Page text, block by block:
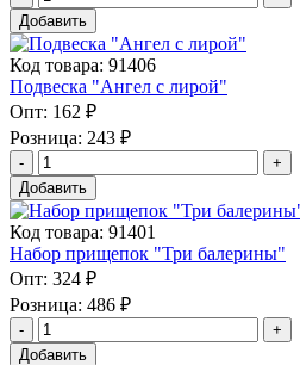
Добавить
Код товара: 91406
Подвеска "Ангел с лирой"
Опт: 162 ₽
Розница: 243 ₽
Добавить
Код товара: 91401
Набор прищепок "Три балерины"
Опт: 324 ₽
Розница: 486 ₽
Добавить